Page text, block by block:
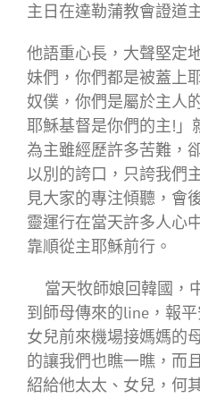
主日在達勒蒲教會證道
他語重心長，大聲堅定
妹們，你們都是被蓋上
奴僕，你們是屬於主人
耶穌基督是你們的主!」
為主雖經歷許多苦難，
以別的誇口，只誇我們
見大家的專注傾聽，會
靈運行在當天許多人心
靠順從主耶穌前行。
當天牧師娘回韓國，
到師母傳來的line，報
女兒前來機場接媽媽的
的讓我們也瞧一瞧，而
紹給他太太、女兒，何